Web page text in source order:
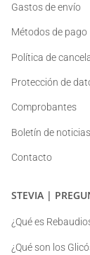
Gastos de envío
Métodos de pago
Política de
Protección de
Comprobantes
Boletín de noticias
Contacto
STEVIA |
¿Qué es
¿Qué son los